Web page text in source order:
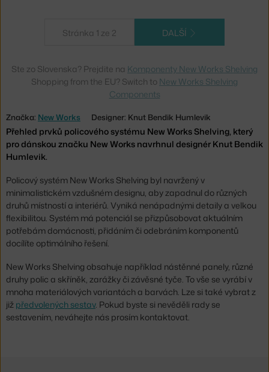
Značka: New Works Designer: Knut Bendik Humlevik
Přehled prvků policového systému New Works Shelving, který
pro dánskou značku New Works navrhnul designér Knut Bendik
Humlevik.
Policový systém New Works Shelving byl navržený v
minimalistickém vzdušném designu, aby zapadnul do různých
druhů místností a interiérů. Vyniká nenápadnými detaily a velkou
flexibilitou. Systém má potenciál se přizpůsobovat aktuálním
potřebám domácnosti, přidáním či odebráním komponentů
docílíte optimálního řešení.
New Works Shelving obsahuje například nástěnné panely, různé
druhy polic a skříněk, zarážky či závěsné tyče. To vše se vyrábí v
mnoha materiálových variantách a barvách. Lze si také vybrat z
již předvolených sestav. Pokud byste si nevěděli rady se
sestavením, neváhejte nás prosím kontaktovat.
Stránka 1 ze 2 DALŠÍ
Ste zo Slovenska? Prejdite na Komponenty New Works Shelving
Shopping from the EU? Switch to New Works Shelving
Components